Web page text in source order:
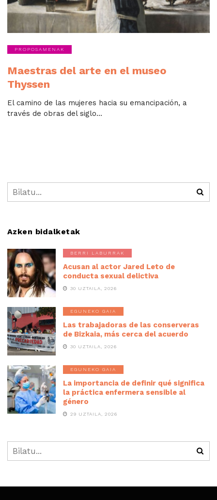
PROPOSAMENAK
Maestras del arte en el museo
Thyssen
El camino de las mujeres hacia su emancipación, a
través de obras del siglo...
Azken bidalketak
BERRI LABURRAK
Acusan al actor Jared Leto de
conducta sexual delictiva
30 UZTAILA, 2026
EGUNEKO GAIA
Las trabajadoras de las conserveras
de Bizkaia, más cerca del acuerdo
30 UZTAILA, 2026
EGUNEKO GAIA
La importancia de definir qué significa
la práctica enfermera sensible al
género
29 UZTAILA, 2026